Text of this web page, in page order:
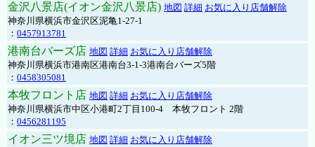
金沢八景店(イオン金沢八景店) 地図 詳細 お気に入り店舗解除
神奈川県横浜市金沢区泥亀1-27-1
： 0457913781
港南台バーズ店 地図 詳細 お気に入り店舗解除
神奈川県横浜市港南区港南台3-1-3港南台バーズ5階
： 0458305081
本牧フロント店 地図 詳細 お気に入り店舗解除
神奈川県横浜市中区小港町2丁目100-4 本牧フロント 2階
： 0456281195
イオン三ツ境店 地図 詳細 お気に入り店舗解除